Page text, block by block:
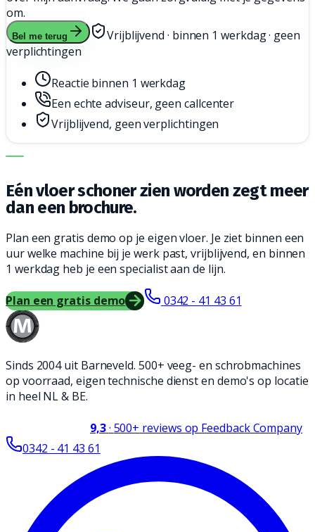
om.
Bel me terug
Vrijblijvend · binnen 1 werkdag · geen
verplichtingen
Reactie binnen 1 werkdag
Een echte adviseur, geen callcenter
Vrijblijvend, geen verplichtingen
DE JUISTE MACHINE. DE BESTE SERVICE.
Eén vloer schoner zien worden zegt meer
dan een brochure.
Plan een gratis demo op je eigen vloer. Je ziet binnen een
uur welke machine bij je werk past, vrijblijvend, en binnen
1 werkdag heb je een specialist aan de lijn.
Plan een gratis demo 0342 - 41 43 61
Sinds 2004 uit Barneveld. 500+ veeg- en schrobmachines
op voorraad, eigen technische dienst en demo's op locatie
in heel NL & BE.
9,3· 500+ reviews op Feedback Company
0342 - 41 43 61